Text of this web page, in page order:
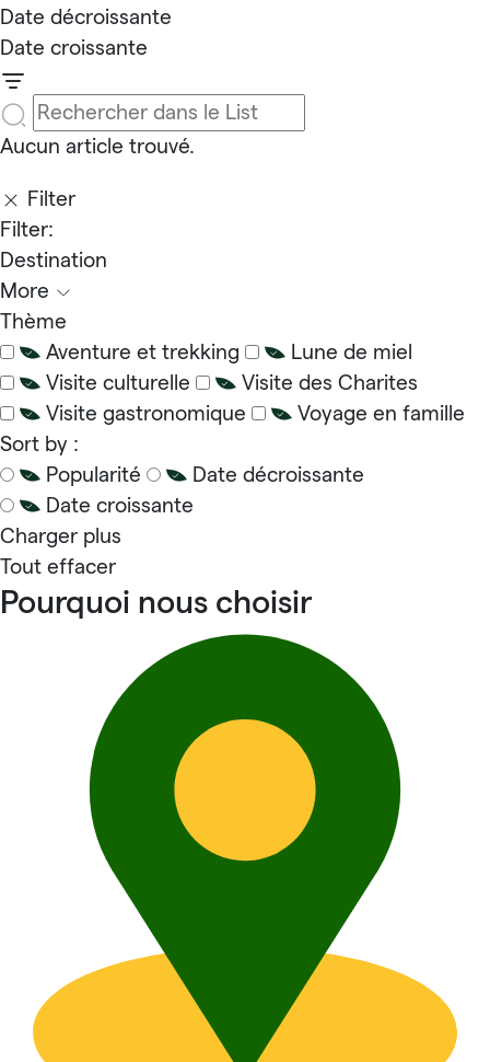
Date décroissante
Date croissante
Aucun article trouvé.
Filter
Filter:
Destination
More
Thème
Aventure et trekking
Lune de miel
Visite culturelle
Visite des Charites
Visite gastronomique
Voyage en famille
Sort by :
Popularité
Date décroissante
Date croissante
Charger plus
Tout effacer
Pourquoi nous choisir